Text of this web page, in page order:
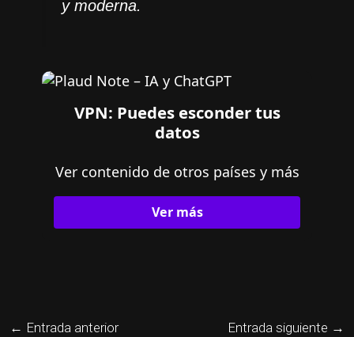
y moderna.
VPN: Puedes esconder tus
datos
Ver contenido de otros países y más
Ver más
← Entrada anterior Entrada siguiente →